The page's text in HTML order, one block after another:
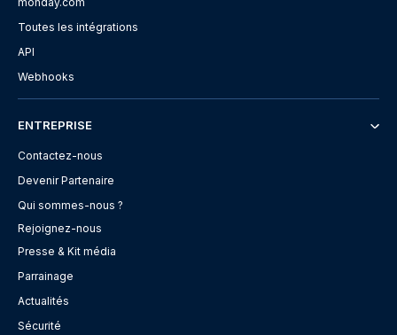
Toutes les intégrations
API
Webhooks
ENTREPRISE
Contactez-nous
Devenir Partenaire
Qui sommes-nous ?
Rejoignez-nous
Presse & Kit média
Parrainage
Actualités
Sécurité